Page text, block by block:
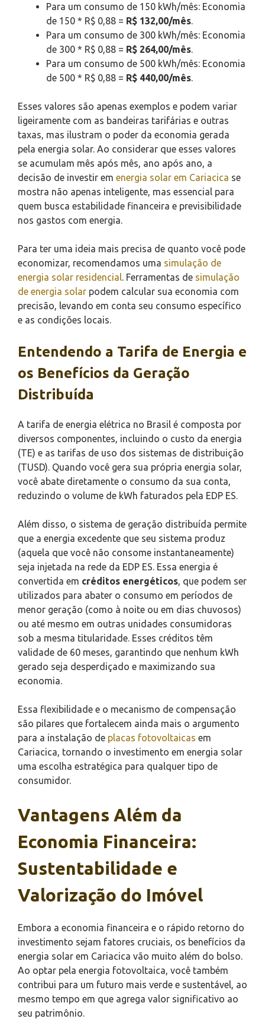
Para um consumo de 150 kWh/mês: Economia
de 150 * R$ 0,88 = R$ 132,00/mês
Para um consumo de 300 kWh/mês: Economia
de 300 * R$ 0,88 = R$ 264,00/mês
Para um consumo de 500 kWh/mês: Economia
de 500 * R$ 0,88 = R$ 440,00/mês
Esses valores são apenas exemplos e podem variar
ligeiramente com as bandeiras tarifárias e outras
taxas, mas ilustram o poder da economia gerada
pela energia solar. Ao considerar que esses valores
se acumulam mês após mês, ano após ano, a
decisão de investir em energia solar em Cariacica se
mostra não apenas inteligente, mas essencial para
quem busca estabilidade financeira e previsibilidade
nos gastos com energia.
Para ter uma ideia mais precisa de quanto você pode
economizar, recomendamos uma simulação de
energia solar residencial
. Ferramentas de simulação
de energia solar podem calcular sua economia com
precisão, levando em conta seu consumo específico
e as condições locais.
Entendendo a Tarifa de Energia e
os Benefícios da Geração
Distribuída
A tarifa de energia elétrica no Brasil é composta por
diversos componentes, incluindo o custo da energia
(TE) e as tarifas de uso dos sistemas de distribuição
(TUSD). Quando você gera sua própria energia solar,
você abate diretamente o consumo da sua conta,
reduzindo o volume de kWh faturados pela EDP ES.
Além disso, o sistema de geração distribuída permite
que a energia excedente que seu sistema produz
(aquela que você não consome instantaneamente)
seja injetada na rede da EDP ES. Essa energia é
convertida em créditos energéticos , que podem ser
utilizados para abater o consumo em períodos de
menor geração (como à noite ou em dias chuvosos)
ou até mesmo em outras unidades consumidoras
sob a mesma titularidade. Esses créditos têm
validade de 60 meses, garantindo que nenhum kWh
gerado seja desperdiçado e maximizando sua
economia.
Essa flexibilidade e o mecanismo de compensação
são pilares que fortalecem ainda mais o argumento
para a instalação de placas fotovoltaicas em
Cariacica, tornando o investimento em energia solar
uma escolha estratégica para qualquer tipo de
consumidor.
Vantagens Além da
Economia Financeira:
Sustentabilidade e
Valorização do Imóvel
Embora a economia financeira e o rápido retorno do
investimento sejam fatores cruciais, os benefícios da
energia solar em Cariacica vão muito além do bolso.
Ao optar pela energia fotovoltaica, você também
contribui para um futuro mais verde e sustentável, ao
mesmo tempo em que agrega valor significativo ao
seu patrimônio.